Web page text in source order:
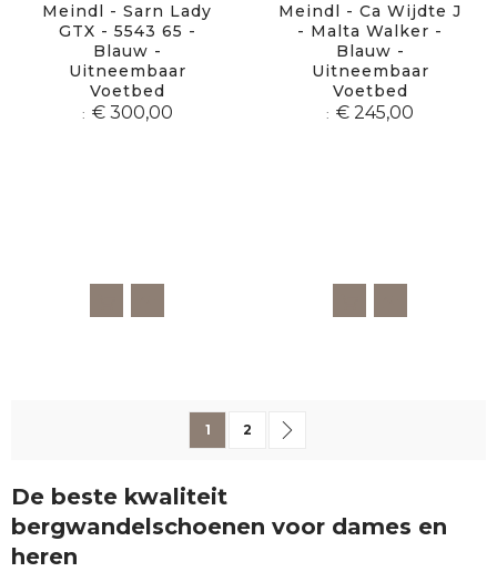
Meindl - Sarn Lady
GTX - 5543 65 -
Blauw -
Uitneembaar
Voetbed
€ 300,00
Meindl - Ca Wijdte J
- Malta Walker -
Blauw -
Uitneembaar
Voetbed
€ 245,00
U lees momenteel pagina
1 Pagina
2
De beste kwaliteit
bergwandelschoenen voor dames en
heren